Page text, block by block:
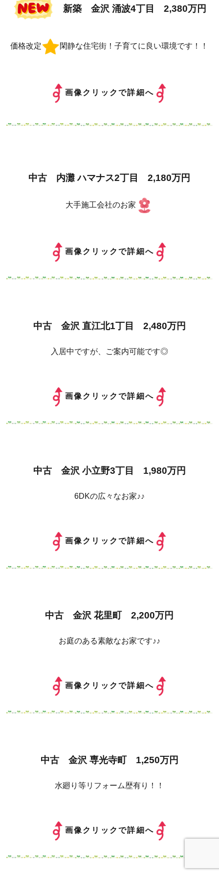
新築 金沢 涌波4丁目 2,380万円
価格改定 閑静な住宅街！子育てに良い環境です！！
画像クリックで詳細へ
中古 内灘 ハマナス2丁目 2,180万円
大手施工会社のお家
画像クリックで詳細へ
中古 金沢 直江北1丁目 2,480万円
入居中ですが、ご案内可能です◎
画像クリックで詳細へ
中古 金沢 小立野3丁目 1,980万円
6DKの広々なお家♪♪
画像クリックで詳細へ
中古 金沢 花里町 2,200万円
お庭のある素敵なお家です♪♪
画像クリックで詳細へ
中古 金沢 専光寺町 1,250万円
水廻り等リフォーム歴有り！！
画像クリックで詳細へ